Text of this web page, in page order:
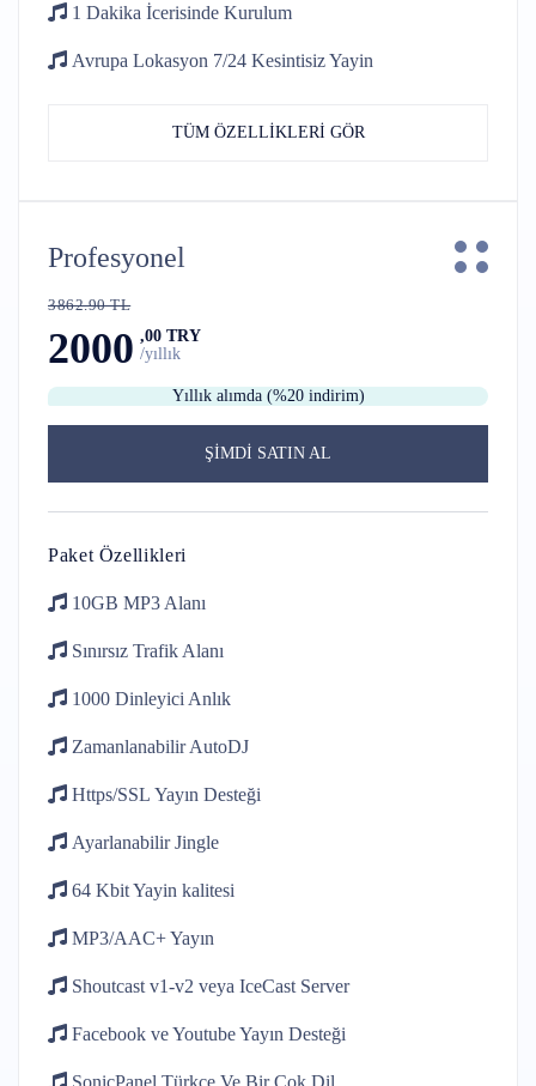
1 Dakika İcerisinde Kurulum
Avrupa Lokasyon 7/24 Kesintisiz Yayin
TÜM ÖZELLİKLERİ GÖR
Profesyonel
3862.90 TL
2000 ,00 TRY
/yıllık
Yıllık alımda (%20 indirim)
ŞİMDİ SATIN AL
Paket Özellikleri
10GB MP3 Alanı
Sınırsız Trafik Alanı
1000 Dinleyici Anlık
ZamanlanabilirAutoDJ
Https/SSL Yayın Desteği
AyarlanabilirJingle
64 KbitYayin kalitesi
MP3/AAC+Yayın
Shoutcast v1-v2 veya IceCast Server
Facebook ve YoutubeYayın Desteği
SonicPanel Türkçe Ve Bir Cok Dil